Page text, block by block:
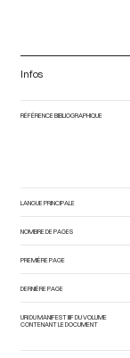
Infos
RÉFÉRENCE BIBLIOGRAPHIQUE
LANGUE PRINCIPALE
NOMBRE DE PAGES
PREMIÈRE PAGE
DERNIÈRE PAGE
URI DU MANIFEST IIIF DU VOLUME
CONTENANT LE DOCUMENT